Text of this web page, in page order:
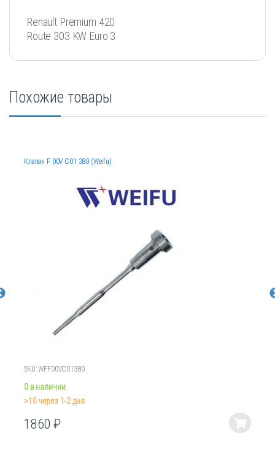
Renault Premium 420
Route 303 KW Euro 3
Похожие товары
Клапан F 00V C01 380 (Weifu)
SKU: WFF00VC01380
0 в наличии
>10 через 1-2 дня
1860₽
Этот